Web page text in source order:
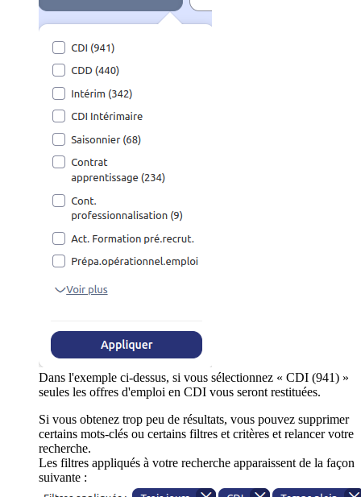
Dans l'exemple ci-dessus, si vous sélectionnez « CDI (941) »
seules les offres d'emploi en CDI vous seront restituées.
Si vous obtenez trop peu de résultats, vous pouvez supprimer
certains mots-clés ou certains filtres et critères et relancer votre
recherche.
Les filtres appliqués à votre recherche apparaissent de la façon
suivante :